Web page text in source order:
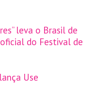
leva o Brasil de
do Festival de
Use